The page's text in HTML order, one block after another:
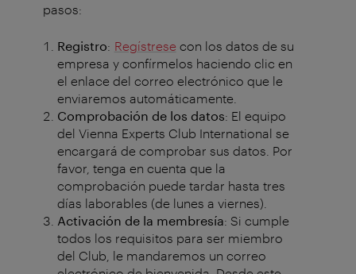
pasos:
Registro: Regístrese con los datos de su
empresa y confírmelos haciendo clic en
el enlace del correo electrónico que le
enviaremos automáticamente.
Comprobación de los datos: El equipo
del Vienna Experts Club International se
encargará de comprobar sus datos. Por
favor, tenga en cuenta que la
comprobación puede tardar hasta tres
días laborables (de lunes a viernes).
Activación de la membresía: Si cumple
todos los requisitos para ser miembro
del Club, le mandaremos un correo